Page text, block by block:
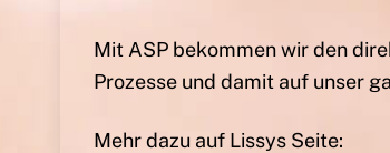
Mit ASP bekommen wir den
Prozesse und damit auf unser
Mehr dazu auf Lissys Seite: